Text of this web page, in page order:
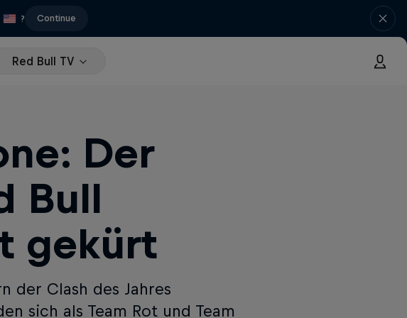
? Continue
Red Bull TV
Der
Bull
gekürt
der Clash des Jahres
sich als Team Rot und Team